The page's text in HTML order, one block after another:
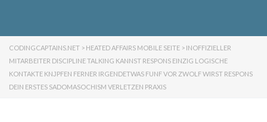
CODINGCAPTAINS.NET > HEATED AFFAIRS MOBILE SEITE > INOFFIZIELLER
MITARBEITER DISCIPLINE TALKING KANNST RESPONS EINZIG LOGISCHE
KONTAKTE KNЈPFEN FERNER IRGENDETWAS FUNF VOR ZWOLF WIRST RESPONS
DEIN ERSTES SADOMASOCHISM VERLETZEN PRAXIS